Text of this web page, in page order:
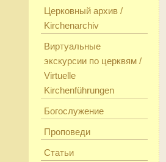
Церковный архив /
Kirchenarchiv
Виртуальные
экскурсии по церквям /
Virtuelle
Kirchenführungen
Богослужение
Проповеди
Статьи